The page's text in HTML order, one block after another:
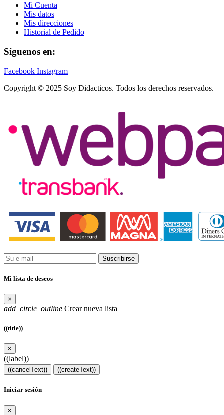
Mi Cuenta
Mis datos
Mis direcciones
Historial de Pedido
Síguenos en:
Facebook Instagram
Copyright © 2025 Soy Didacticos. Todos los derechos reservados.
Suscribirse
Mi lista de deseos
×
add_circle_outline Crear nueva lista
((title))
×
((label))
((cancelText)) ((createText))
Iniciar sesión
×